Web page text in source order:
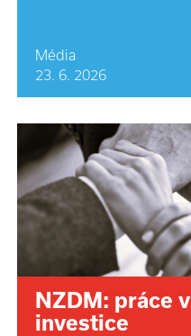
Média
23. 6. 2026
NZDM: práce
investice